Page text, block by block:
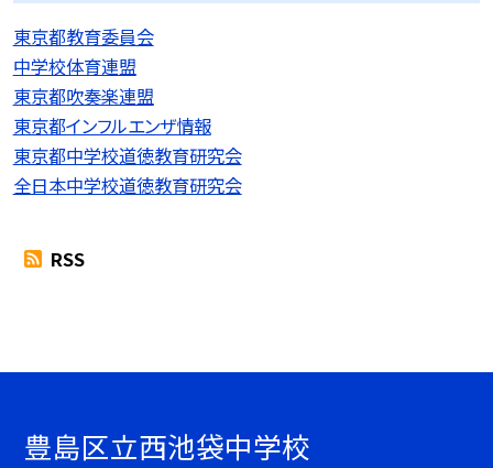
東京都教育委員会
中学校体育連盟
東京都吹奏楽連盟
東京都インフルエンザ情報
東京都中学校道徳教育研究会
全日本中学校道徳教育研究会
RSS
豊島区立西池袋中学校